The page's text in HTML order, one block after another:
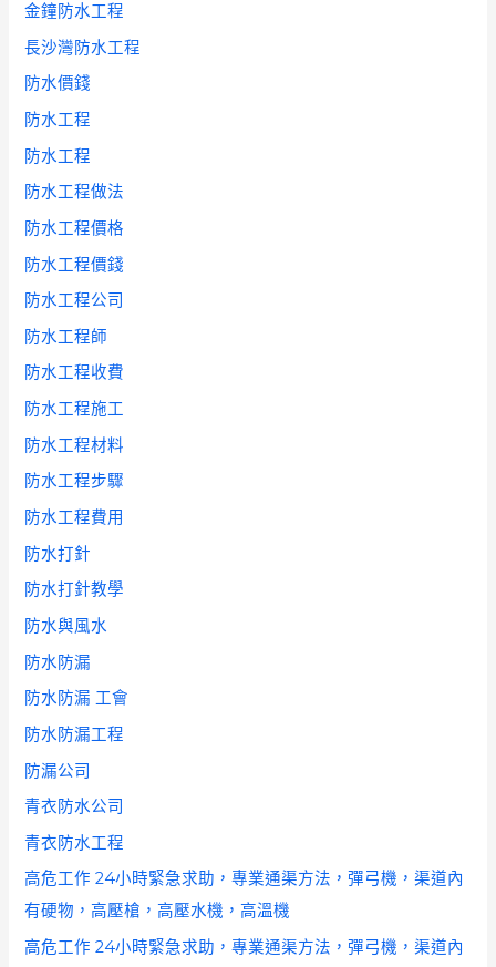
金鐘防水工程
長沙灣防水工程
防水價錢
防水工程
防水工程
防水工程做法
防水工程價格
防水工程價錢
防水工程公司
防水工程師
防水工程收費
防水工程施工
防水工程材料
防水工程步驟
防水工程費用
防水打針
防水打針教學
防水與風水
防水防漏
防水防漏 工會
防水防漏工程
防漏公司
青衣防水公司
青衣防水工程
高危工作 24小時緊急求助，專業通渠方法，彈弓機，渠道內
有硬物，高壓槍，高壓水機，高溫機
高危工作 24小時緊急求助，專業通渠方法，彈弓機，渠道內